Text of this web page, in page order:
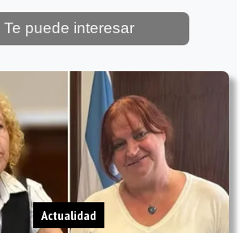
Te puede interesar
Actualidad